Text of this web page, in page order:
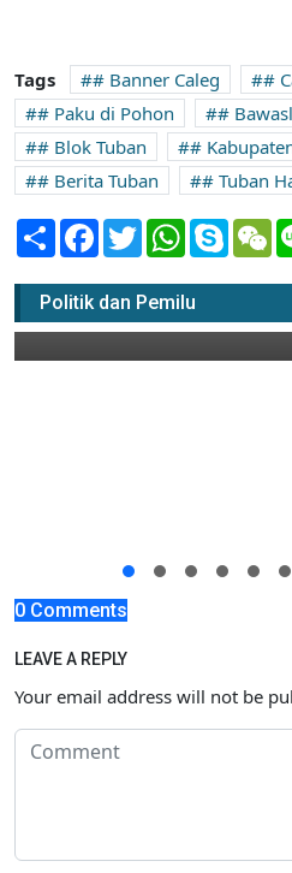
Tags # Banner Caleg
#
# Paku di Pohon
#
# Blok Tuban
#
# Berita Tuban
# Tuban
Share Facebook
TwitterWhatsApp
Skype
Politik dan Pemilu
Dipaku di Pohon,
Estetika Tuban
07 Agustus 2023 13:00
0 Comments
LEAVE A REPLY
Your email address will not be